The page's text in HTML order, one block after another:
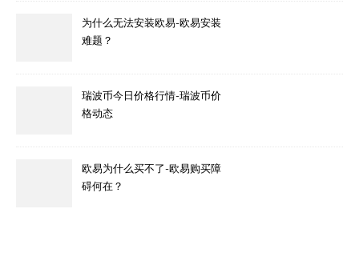
为什么无法安装欧易-欧易安装
难题？
瑞波币今日价格行情-瑞波币价
格动态
欧易为什么买不了-欧易购买障
碍何在？